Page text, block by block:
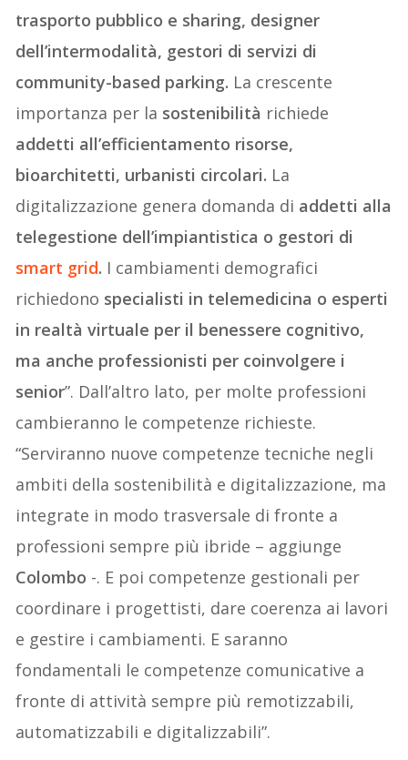
trasporto pubblico e sharing, designer
dell’intermodalità, gestori di servizi di
community-based parking. La crescente
importanza per la sostenibilità richiede
addetti all’efficientamento risorse,
bioarchitetti, urbanisti circolari. La
digitalizzazione genera domanda di addetti alla
telegestione dell’impiantistica o gestori di
smart grid. I cambiamenti demografici
richiedono specialisti in telemedicina o esperti
in realtà virtuale per il benessere cognitivo,
ma anche professionisti per coinvolgere i
senior”. Dall’altro lato, per molte professioni
cambieranno le competenze richieste.
“Serviranno nuove competenze tecniche negli
ambiti della sostenibilità e digitalizzazione, ma
integrate in modo trasversale di fronte a
professioni sempre più ibride – aggiunge
Colombo -. E poi competenze gestionali per
coordinare i progettisti, dare coerenza ai lavori
e gestire i cambiamenti. E saranno
fondamentali le competenze comunicative a
fronte di attività sempre più remotizzabili,
automatizzabili e digitalizzabili”.